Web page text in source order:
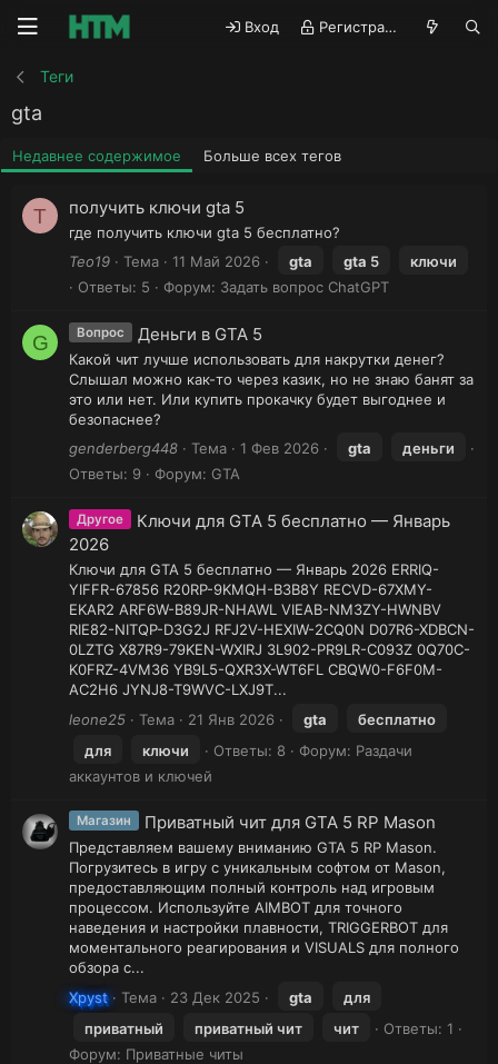
Вход Регистрация
Теги
gta
Недавнее содержимое Больше всех тегов
T получить ключи gta 5
где получить ключи gta 5 бесплатно?
Teo19
Тема 11 Май 2026 gta gta 5
ключи
Ответы: 5
Форум: Задать вопрос ChatGPT
G Вопрос Деньги в GTA 5
Какой чит лучше использовать для накрутки денег?
Слышал можно как-то через казик, но не знаю банят за
это или нет. Или купить прокачку будет выгоднее и
безопаснее?
genderberg448
Тема 1 Фев 2026 gta
деньги
Ответы: 9
Форум: GTA
Другое
Ключи для GTA 5 бесплатно — Январь
2026
Ключи для GTA 5 бесплатно — Январь 2026 ERRIQ-
YIFFR-67856 R20RP-9KMQH-B3B8Y RECVD-67XMY-
EKAR2 ARF6W-B89JR-NHAWL VIEAB-NM3ZY-HWNBV
RIE82-NITQP-D3G2J RFJ2V-HEXIW-2CQ0N D07R6-XDBCN-
0LZTG X87R9-79KEN-WXIRJ 3L902-PR9LR-C093Z 0Q70C-
K0FRZ-4VM36 YB9L5-QXR3X-WT6FL CBQW0-F6F0M-
AC2H6 JYNJ8-T9WVC-LXJ9T...
leone25
Тема 21 Янв 2026 gta
бесплатно
для
ключи Ответы: 8 Форум: Раздачи
аккаунтов и ключей
Магазин Приватный чит для GTA 5 RP Mason
Представляем вашему вниманию GTA 5 RP Mason.
Погрузитесь в игру с уникальным софтом от Mason,
предоставляющим полный контроль над игровым
процессом. Используйте AIMBOT для точного
наведения и настройки плавности, TRIGGERBOT для
моментального реагирования и VISUALS для полного
обзора с...
Xpyst
Тема 23 Дек 2025 gta
для
приватный
приватный чит чит
Ответы: 1
Форум: Приватные читы